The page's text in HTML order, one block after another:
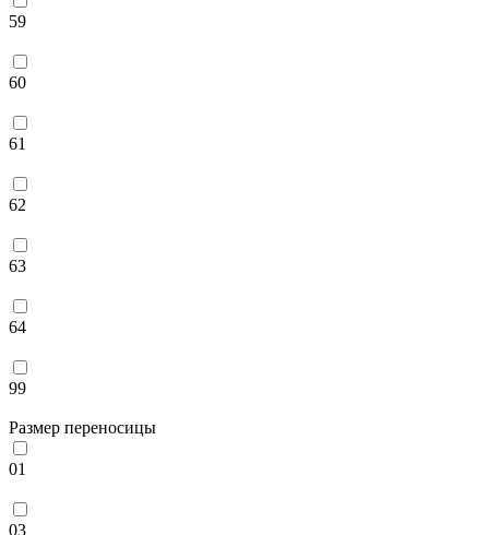
59
60
61
62
63
64
99
Размер переносицы
01
03